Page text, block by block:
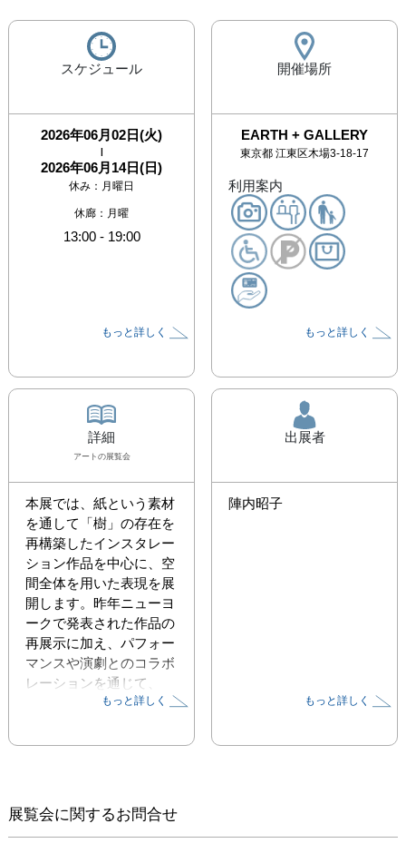
スケジュール
2026年06月02日(火)
|
2026年06月14日(日)
休み： 月曜日
休廊：月曜
13:00- 19:00
もっと詳しく
開催場所
EARTH + GALLERY
東京都 江東区木場3-18-17
利用案内
もっと詳しく
詳細
アート の展覧会
本展では、紙という素材
を通して「樹」の存在を
再構築したインスタレー
ション作品を中心に、空
間全体を用いた表現を展
開します。昨年ニューヨ
ークで発表された作品の
再展示に加え、パフォー
マンスや演劇とのコラボ
レーションを通じて、
「樹」をめぐる記憶や時
多層的に体感できる空間
ッケージや広告制作に携
わった後、臨床美術士と
もっと詳しく
出展者
陣内昭子
もっと詳しく
展覧会に関するお問合せ